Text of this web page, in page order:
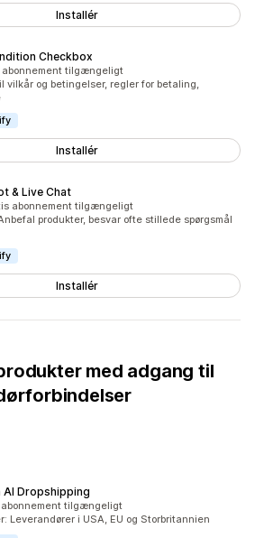
Installér
Checkbox
abonnement tilgængeligt
vilkår og betingelser, regler for betaling,
Installér
& Live Chat
i altabonnement tilgængeligt
produkter, besvar ofte stillede spørgsmål
Installér
med adgang til
AI Dropshipping
alt
abonnement tilgængeligt
Leverandører i USA, EU og Storbritannien